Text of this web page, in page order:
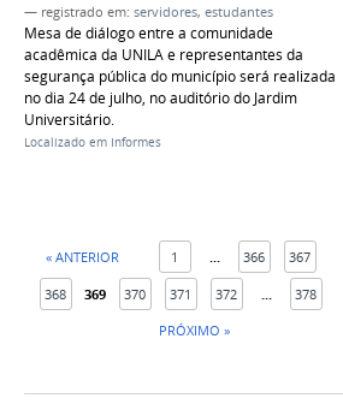
— registrado em: servidores, estudantes
Mesa de diálogo entre a comunidade
acadêmica da UNILA e representantes da
segurança pública do município será realizada
no dia 24 de julho, no auditório do Jardim
Universitário.
Localizado em Informes
« ANTERIOR 1 366 367
368 369 370 371 372
378
PRÓXIMO »